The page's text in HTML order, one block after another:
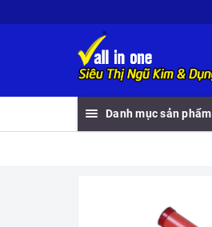
Danh mục sản phẩm